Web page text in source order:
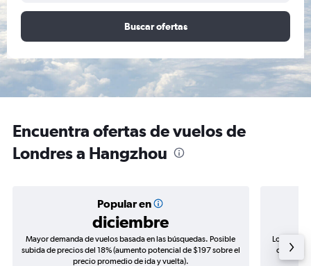
Buscar ofertas
Encuentra ofertas de vuelos de
Londres a Hangzhou
Popular en
diciembre
Mayor demanda de vuelos basada en las búsquedas. Posible
subida de precios del 18% (aumento potencial de $197 sobre el
precio promedio de ida y vuelta).
Los
de